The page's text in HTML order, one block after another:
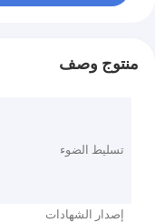
منتوج وصف
تسليط الضوء
إصدار الشهادات